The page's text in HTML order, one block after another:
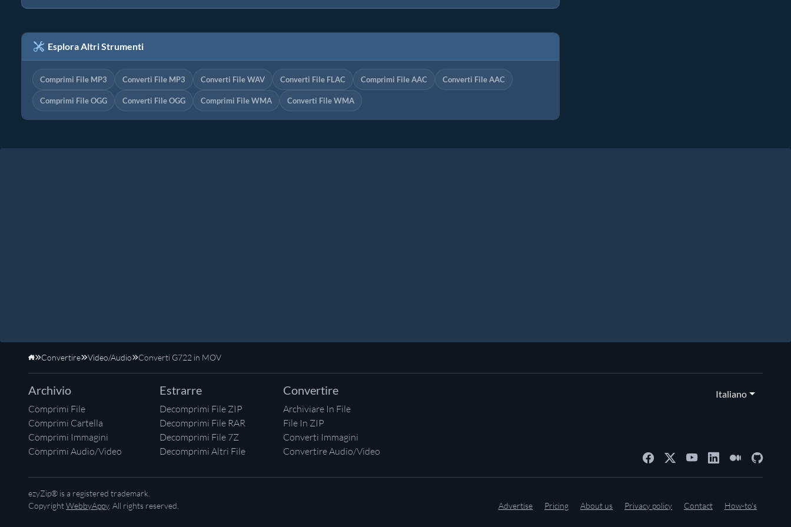
Esplora Altri Strumenti
Comprimi File MP3 Converti File MP3 Converti File WAV Converti File FLAC Comprimi File AAC Converti File AAC
Comprimi File OGG Converti File OGG Comprimi File WMA Converti File WMA
Home
Convertire Video/Audio Converti G722 in MOV
Archivio
Comprimi File
Comprimi Cartella
Comprimi Immagini
Comprimi Audio/Video
Estrarre
Decomprimi File ZIP
Decomprimi File RAR
Decomprimi File 7Z
Decomprimi Altri File
Convertire
Archiviare In File
File In ZIP
Converti Immagini
Convertire Audio/Video
Italiano
ezyZip® is a registered trademark.
CopyrightWebbyAppy. All rights reserved. Advertise Pricing About us Privacy policy Contact How-to's